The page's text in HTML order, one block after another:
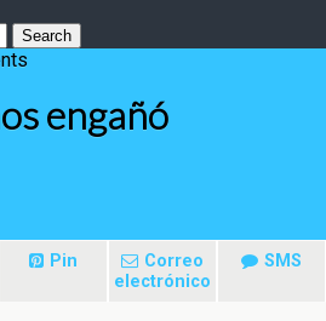
engañó
Pin
Correo
electrónico
SMS